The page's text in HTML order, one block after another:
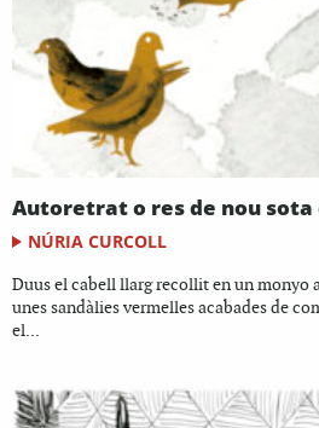
Autoretrat o res de nou sota
NÚRIA CURCOLL
Duus el cabell llarg recollit en un monyo
unes sandàlies vermelles acabades de
el...